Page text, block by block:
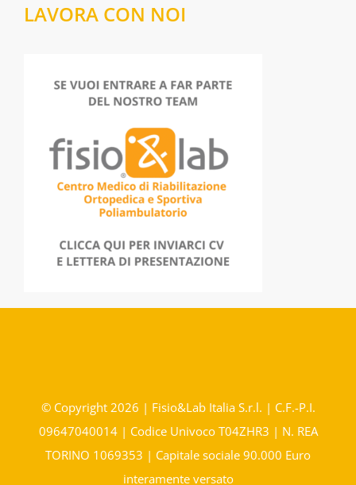
LAVORA CON NOI
© Copyright 2026 | Fisio&Lab Italia S.r.l. | C.F.-P.I.
09647040014 | Codice Univoco T04ZHR3 | N. REA
TORINO 1069353 | Capitale sociale 90.000 Euro
interamente versato